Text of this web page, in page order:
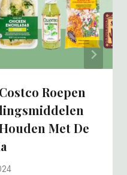
Roepen
Met De